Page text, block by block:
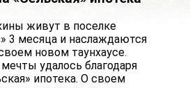
живут в поселке
3 месяца и наслаждаются
новом таунхаусе.
удалось благодаря
ипотека. О своем